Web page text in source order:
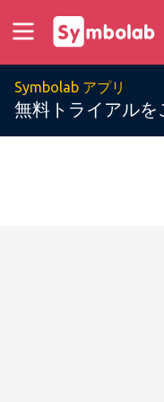
Symbolab アプリ
無料トライアルを